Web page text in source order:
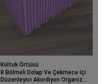
Koltuk Örtüsü
8 Bölmeli Dolap Ve Çekmece Içi
Düzenleyici Akordiyon Organizer